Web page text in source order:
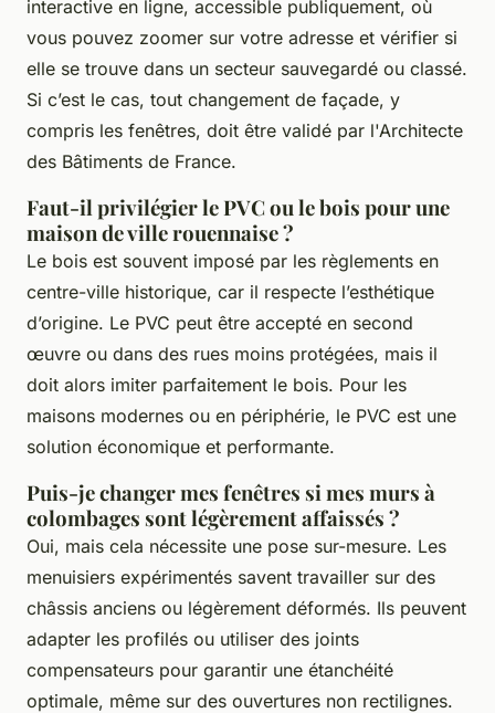
interactive en ligne, accessible publiquement, où
vous pouvez zoomer sur votre adresse et vérifier si
elle se trouve dans un secteur sauvegardé ou classé.
Si c’est le cas, tout changement de façade, y
compris les fenêtres, doit être validé par l'Architecte
des Bâtiments de France.
Faut-il privilégier le PVC ou le bois pour une
maison de ville rouennaise ?
Le bois est souvent imposé par les règlements en
centre-ville historique, car il respecte l’esthétique
d’origine. Le PVC peut être accepté en second
œuvre ou dans des rues moins protégées, mais il
doit alors imiter parfaitement le bois. Pour les
maisons modernes ou en périphérie, le PVC est une
solution économique et performante.
Puis-je changer mes fenêtres si mes murs à
colombages sont légèrement affaissés ?
Oui, mais cela nécessite une pose sur-mesure. Les
menuisiers expérimentés savent travailler sur des
châssis anciens ou légèrement déformés. Ils peuvent
adapter les profilés ou utiliser des joints
compensateurs pour garantir une étanchéité
optimale, même sur des ouvertures non rectilignes.